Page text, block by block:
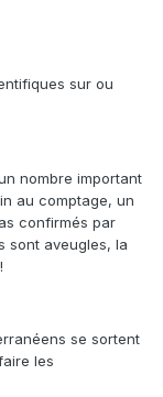
sur ou
nombre important
au comptage, un
confirmés par
sont aveugles, la
se sortent
les